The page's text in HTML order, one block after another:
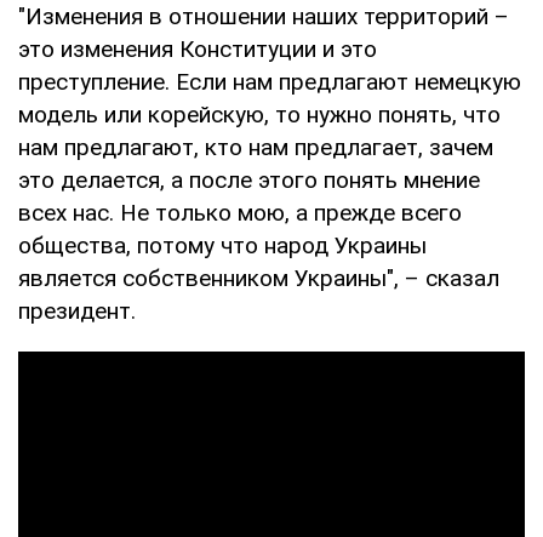
"Изменения в отношении наших территорий –
это изменения Конституции и это
преступление. Если нам предлагают немецкую
модель или корейскую, то нужно понять, что
нам предлагают, кто нам предлагает, зачем
это делается, а после этого понять мнение
всех нас. Не только мою, а прежде всего
общества, потому что народ Украины
является собственником Украины", – сказал
президент.